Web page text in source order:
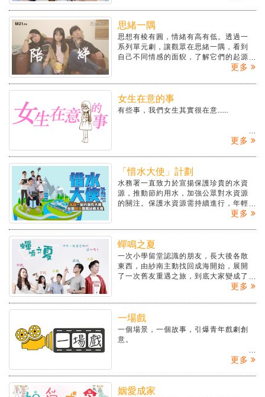
思緒一隅
思想有棱有圓，情緒有高有低。透過一
系列單元劇，讓觀眾在思緒一隅，看到
自己不同情感的面貎，了解它們的起源
和較變，然後一起尋找出與它們相處的
更多
女生在意的事
有些事，我們女生其實很在意……
更多
「惜水大使」計劃
水務署一直致力於宣揚保護珍貴的水資
源，推動節約用水，加強公眾對水資源
的關注。保護水資源需持續進行，年輕
一代著實擔當著極其重要的角色。本計
的訊息。
更多
蟬鳴之夏
一次小學留堂認識的朋友，長大後各散
東西，由紗南主動找回成海開始，展開
了一次舊友重遇之旅，到底大家變成了
更多
一場戲
一個場景，一個故事，引爆青年戲劇創
意。
更多
姻愛成家